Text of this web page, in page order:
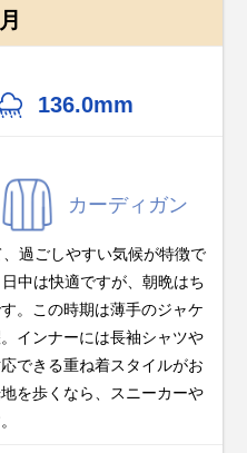
136.0mm
カーディガン
過ごしやすい気候が特徴で
中は快適ですが、朝晩はち
。この時期は薄手のジャケ
インナーには長袖シャツや
できる重ね着スタイルがお
を歩くなら、スニーカーや